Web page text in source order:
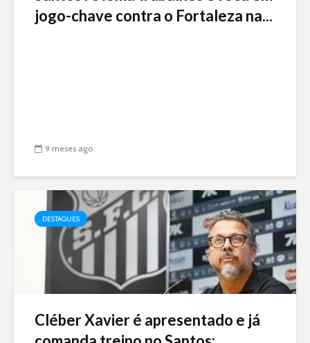
jogo-chave contra o Fortaleza na...
9 meses ago
DESTAQUES
Cléber Xavier é apresentado e já